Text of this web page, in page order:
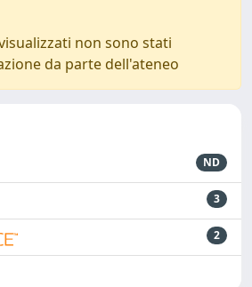
non sono stati
da parte dell'ateneo
ND
3
2